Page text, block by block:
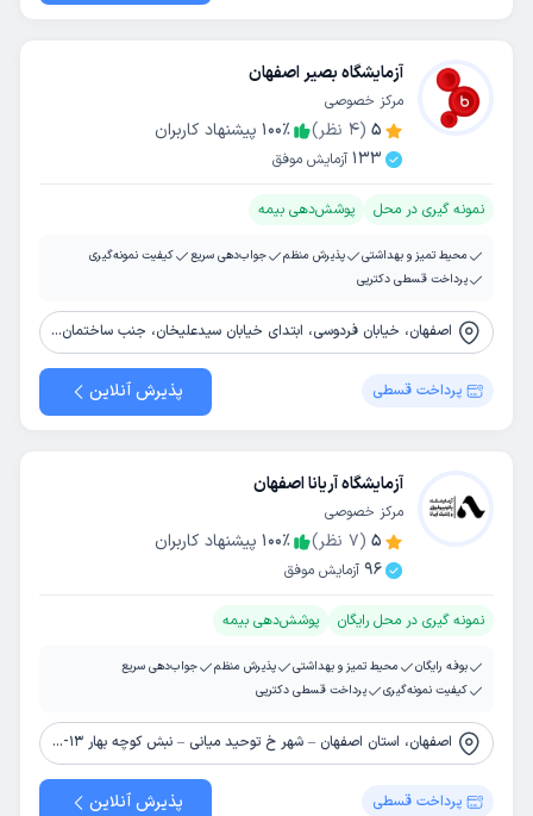
آزمایشگاه بصیر اصفهان
مرکز خصوصی
5
(
4 نظر) 100٪
پیشنهاد کاربران
133 آزمایش موفق
نمونه گیری در محل پوشش‌دهی بیمه
محیط تمیز و بهداشتی پذیرش منظم جواب‌دهی سریع
کیفیت نمونه‌گیری
پرداخت قسطی دکترپی
اصفهان، خیابان فردوسی، ابتدای خیابان سیدعلیخان، جنب ساختمان فرزین
پرداخت قسطی پذیرش آنلاین
آزمایشگاه آریانا اصفهان
مرکز خصوصی
5
(
7 نظر) 100٪
پیشنهاد کاربران
96 آزمایش موفق
نمونه گیری در محل رایگان پوشش‌دهی بیمه
بوفه رایگان محیط تمیز و بهداشتی پذیرش منظم
جواب‌دهی سریع
کیفیت نمونه‌گیری
پرداخت قسطی دکترپی
اصفهان، استان اصفهان – شهر خ توحید میانی – نبش کوچه بهار 13- ساختمان آریانا -پلاک 1 طبقه همکف
پرداخت قسطی پذیرش آنلاین